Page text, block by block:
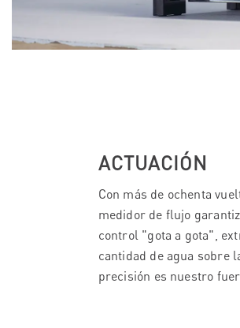
ACTUACIÓN
Con más de ochenta
medidor de flujo
control "gota a gota",
cantidad de agua sobre
precisión es nuestro